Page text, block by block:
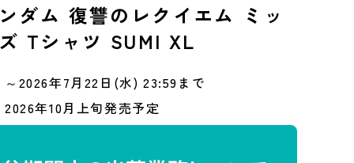
ダム 復讐のレクイエム ミッ
Tシャツ SUMI XL
～2026年7月22日(水) 23:59まで
2026年10月上旬発売予定